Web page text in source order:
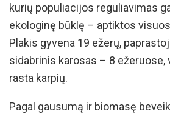
kurių populiacijos reguliavimas
ekologinę būklę – aptiktos
Plakis gyvena 19 ežerų,
sidabrinis karosas – 8 ežeruose,
rasta karpių.
Pagal gausumą ir biomasę